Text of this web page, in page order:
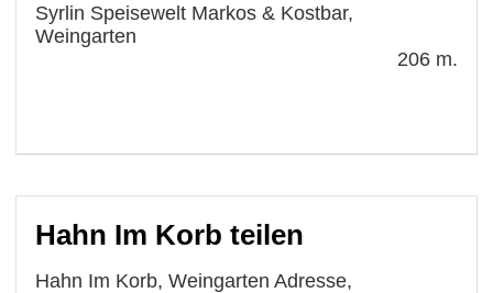
Syrlin Speisewelt Markos & Kostbar,
Weingarten
206 m.
Hahn Im Korb teilen
Hahn Im Korb, Weingarten Adresse,